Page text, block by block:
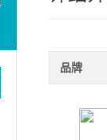
品牌